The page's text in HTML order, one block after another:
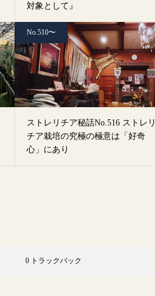
対象として』
No.510〜
ストレリチア秘話No.516 ストレリ
チア栽培の究極の極意は「好奇
心」にあり
0 トラックバック